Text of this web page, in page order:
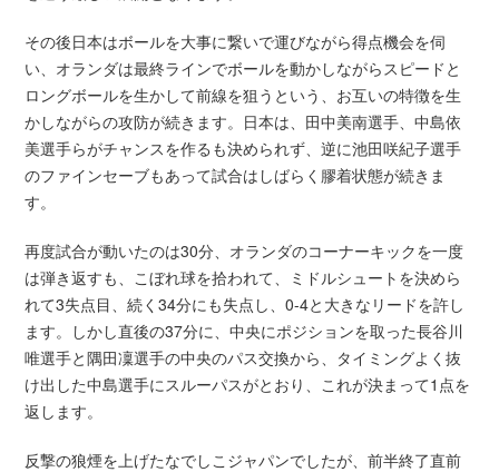
その後日本はボールを大事に繋いで運びながら得点機会を伺
い、オランダは最終ラインでボールを動かしながらスピードと
ロングボールを生かして前線を狙うという、お互いの特徴を生
かしながらの攻防が続きます。日本は、田中美南選手、中島依
美選手らがチャンスを作るも決められず、逆に池田咲紀子選手
のファインセーブもあって試合はしばらく膠着状態が続きま
す。
再度試合が動いたのは30分、オランダのコーナーキックを一度
は弾き返すも、こぼれ球を拾われて、ミドルシュートを決めら
れて3失点目、続く34分にも失点し、0-4と大きなリードを許し
ます。しかし直後の37分に、中央にポジションを取った長谷川
唯選手と隅田凜選手の中央のパス交換から、タイミングよく抜
け出した中島選手にスルーパスがとおり、これが決まって1点を
返します。
反撃の狼煙を上げたなでしこジャパンでしたが、前半終了直前